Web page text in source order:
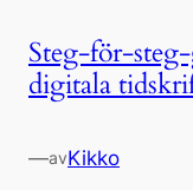
Steg-för-
digitala
—avKikko